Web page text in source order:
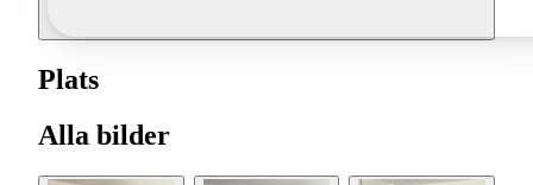
Plats
Alla bilder